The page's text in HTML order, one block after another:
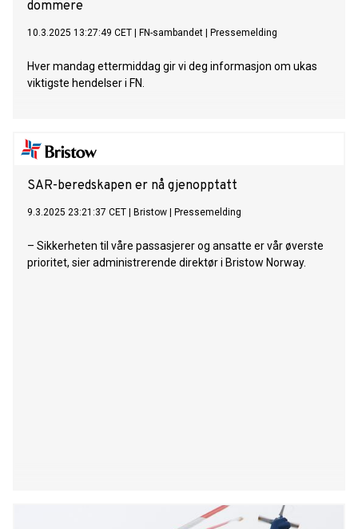
dommere
10.3.2025 13:27:49 CET FN-sambandet Pressemelding
Hver mandag ettermiddag gir vi deg informasjon om ukas
viktigste hendelser i FN.
SAR-beredskapen er nå gjenopptatt
9.3.2025 23:21:37 CET Bristow Pressemelding
– Sikkerheten til våre passasjerer og ansatte er vår øverste
prioritet, sier administrerende direktør i Bristow Norway.